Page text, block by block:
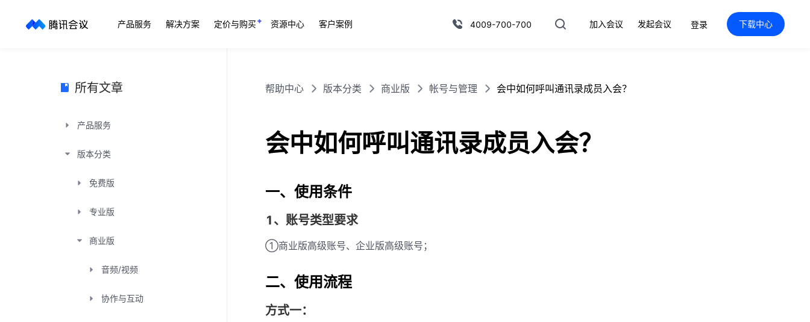
产品服务 解决方案 定价与购买 资源中心 客户案例 4009-700-700 加入会议 发起会议 登录 下载中心
所有文章
产品服务
版本分类
免费版
专业版
商业版
音频/视频
协作与互动
帮助中心 版本分类 商业版 帐号与管理 会中如何呼叫通讯录成员入会？
会中如何呼叫通讯录成员入会？
一、使用条件
1、账号类型要求
①商业版高级账号、企业版高级账号；
二、使用流程
方式一：